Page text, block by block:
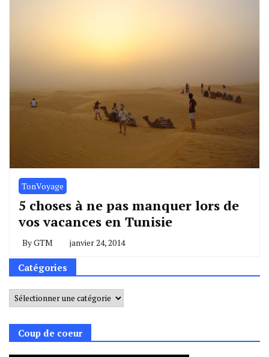
TonVoyage
5 choses à ne pas manquer lors de
vos vacances en Tunisie
ByGTM janvier 24, 2014
Catégories
Catégories
Coup de coeur